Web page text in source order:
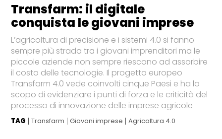
Transfarm: il digitale
conquista le giovani imprese
L’agricoltura di precisione e i sistemi 4.0 si fanno
sempre più strada tra i giovani imprenditori ma le
piccole aziende non sempre riescono ad assorbire
il costo delle tecnologie. Il progetto europeo
Transfarm 4.0 vede coinvolti cinque Paesi e ha lo
scopo di evidenziare i punti di forza e le criticità del
processo di innovazione delle imprese agricole
TAG Transfarm Giovani imprese Agricoltura 4.0